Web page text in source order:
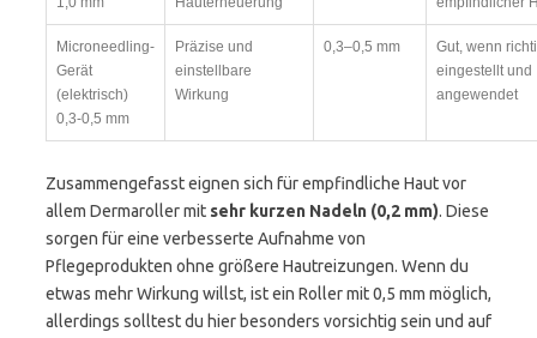
Microneedling-
Gerät
(elektrisch)
0,3-0,5 mm
Präzise und
einstellbare
Wirkung
0,3–0,5 mm
Gut, wenn
eingestellt und
angewendet
Zusammengefasst eignen sich für empfindliche Haut vor
allem Dermaroller mit sehr kurzen Nadeln (0,2 mm). Diese
sorgen für eine verbesserte Aufnahme von
Pflegeprodukten ohne größere Hautreizungen. Wenn du
etwas mehr Wirkung willst, ist ein Roller mit 0,5 mm möglich,
allerdings solltest du hier besonders vorsichtig sein und auf